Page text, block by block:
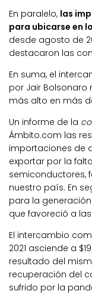
En paralelo, las
para ubicarse en
desde agosto de
destacaron las
En suma, el
por Jair Bolsonaro
más alto en más
Un informe de la
Ámbito.com las
importaciones de
exportar por la
semiconductores,
nuestro país. En
para la
que favoreció a
El intercambio
2021 asciende a
resultado del
recuperación del
sufrido por la